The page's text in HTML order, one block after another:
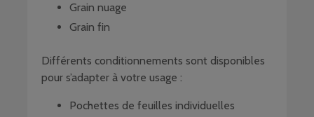
Grain nuage
Grain fin
Différents conditionnements sont disponibles
pour s’adapter à votre usage :
Pochettes de feuilles individuelles